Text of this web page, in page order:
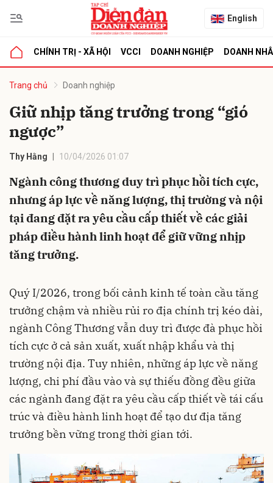
English
CHÍNH TRỊ - XÃ HỘI VCCI DOANH NGHIỆP DOANH
Trang chủ Doanh nghiệp
Giữ nhịp tăng trưởng trong “gió
ngược”
Thy Hằng 10/04/2026 01:07
Ngành công thương duy trì phục hồi tích cực,
nhưng áp lực về năng lượng, thị trường và nội
tại đang đặt ra yêu cầu cấp thiết về các giải
pháp điều hành linh hoạt để giữ vững nhịp
tăng trưởng.
Quý I/2026, trong bối cảnh kinh tế toàn cầu tăng
trưởng chậm và nhiều rủi ro địa chính trị kéo dài,
ngành Công Thương vẫn duy trì được đà phục hồi
tích cực ở cả sản xuất, xuất nhập khẩu và thị
trường nội địa. Tuy nhiên, những áp lực về năng
lượng, chi phí đầu vào và sự thiếu đồng đều giữa
các ngành đang đặt ra yêu cầu cấp thiết về tái cấu
trúc và điều hành linh hoạt để tạo dư địa tăng
trưởng bền vững trong thời gian tới.
luận
Hủy